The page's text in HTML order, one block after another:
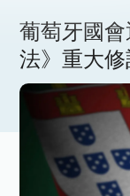
葡萄牙國
法》重大